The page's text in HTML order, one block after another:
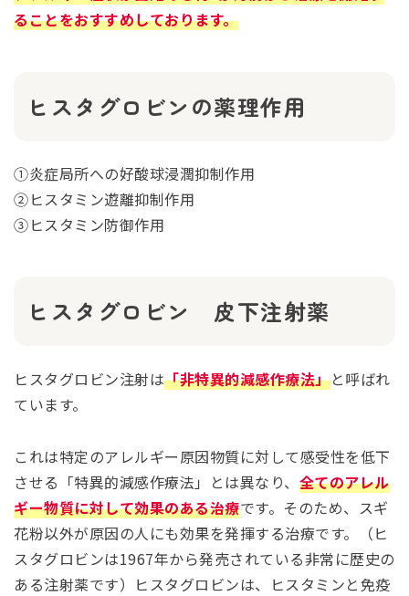
ることをおすすめしております。
ヒスタグロビンの薬理作用
①炎症局所への好酸球浸潤抑制作用
②ヒスタミン遊離抑制作用
③ヒスタミン防御作用
ヒスタグロビン 皮下注射薬
ヒスタグロビン注射は「非特異的減感作療法」と呼ばれ
ています。
これは特定のアレルギー原因物質に対して感受性を低下
させる「特異的減感作療法」とは異なり、 全てのアレル
ギー物質に対して効果のある治療です。そのため、スギ
花粉以外が原因の人にも効果を発揮する治療です。（ヒ
スタグロビンは1967年から発売されている非常に歴史の
ある注射薬です）ヒスタグロビンは、ヒスタミンと免疫